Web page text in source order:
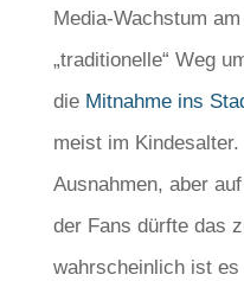
Media-Wachstum
„traditionelle“ Weg
die Mitnahme ins
meist im
Ausnahmen, aber
der Fans dürfte das
wahrscheinlich ist